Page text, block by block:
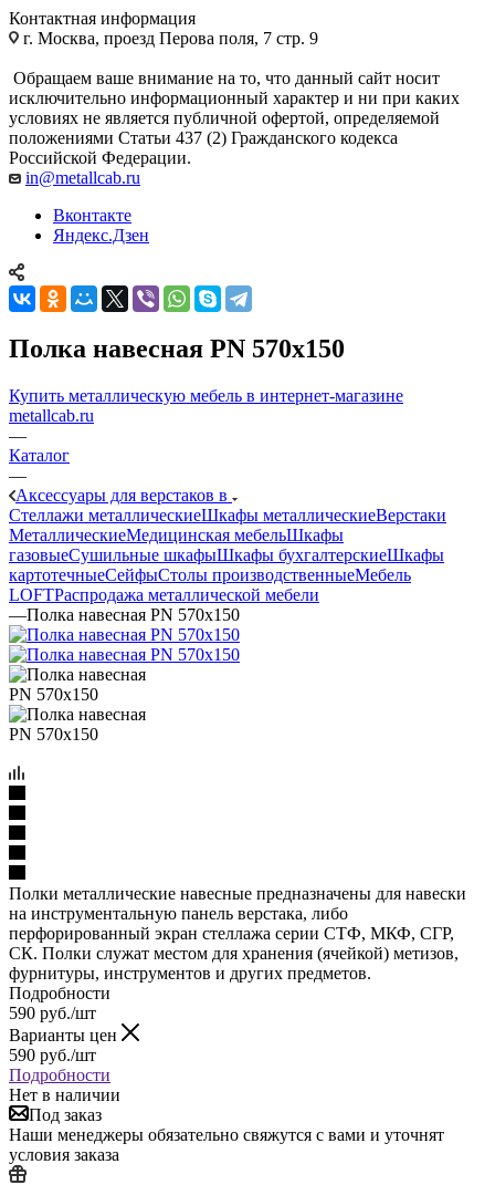
Контактная информация
г. Москва, проезд Перова поля, 7 стр. 9
Обращаем ваше внимание на то, что данный сайт носит
исключительно информационный характер и ни при каких
условиях не является публичной офертой, определяемой
положениями Статьи 437 (2) Гражданского кодекса
Российской Федерации.
in@metallcab.ru
Вконтакте
Яндекс.Дзен
Полка навесная PN 570x150
Купить металлическую мебель в интернет-магазине
metallcab.ru
—
Каталог
—
Аксессуары для верстаков в
Стеллажи металлическиеШкафы металлическиеВерстаки
МеталлическиеМедицинская мебельШкафы
газовыеСушильные шкафыШкафы бухгалтерскиеШкафы
картотечныеСейфыСтолы производственныеМебель
LOFTРаспродажа металлической мебели
—Полка навесная PN 570x150
Полки металлические навесные предназначены для навески
на инструментальную панель верстака, либо
перфорированный экран стеллажа серии СТФ, МКФ, СГР,
СК. Полки служат местом для хранения (ячейкой) метизов,
фурнитуры, инструментов и других предметов.
Подробности
590 руб./шт
Варианты цен
590 руб./шт
Подробности
Нет в наличии
Под заказ
Наши менеджеры обязательно свяжутся с вами и уточнят
условия заказа